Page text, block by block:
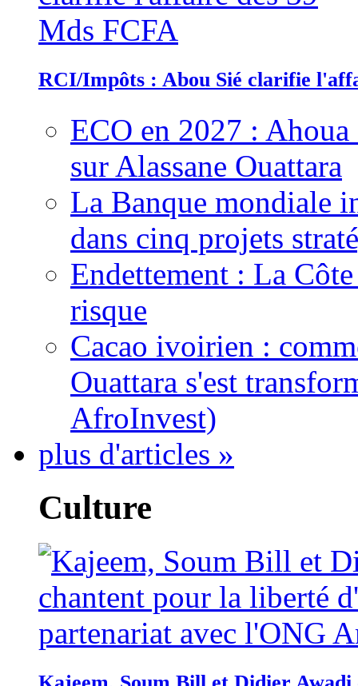
RCI/Impôts : Abou Sié clarifie
ECO en 2027 :
sur Alassane Ouattara
La Banque mondiale
dans cinq projets
Endettement : La
risque
Cacao ivoirien :
Ouattara s'est
AfroInvest)
plus d'articles »
Culture